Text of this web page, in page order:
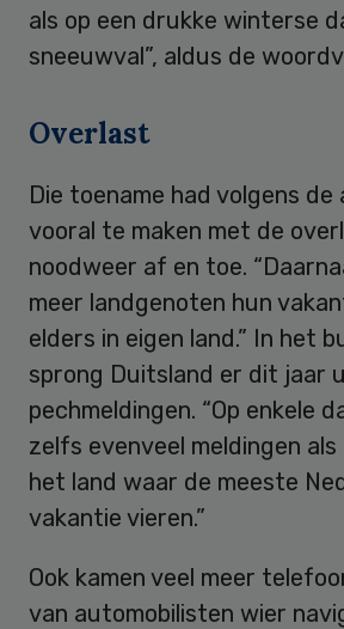
als op een drukke winterse
sneeuwval”, aldus de
Overlast
Die toename had volgens
vooral te maken met de
noodweer af en toe.
meer landgenoten hun
elders in eigen land.” In het
sprong Duitsland er dit jaar
pechmeldingen. “Op enkele
zelfs evenveel meldingen als
het land waar de meeste
vakantie vieren.”
Ook kamen veel meer
van automobilisten wier